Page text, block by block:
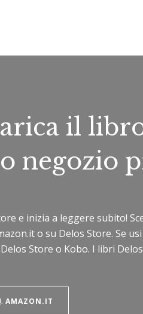
il
negozio
e inizia a leggere subito!
o su Delos Store. Se
Store o Kobo. I libri
AMAZON.IT